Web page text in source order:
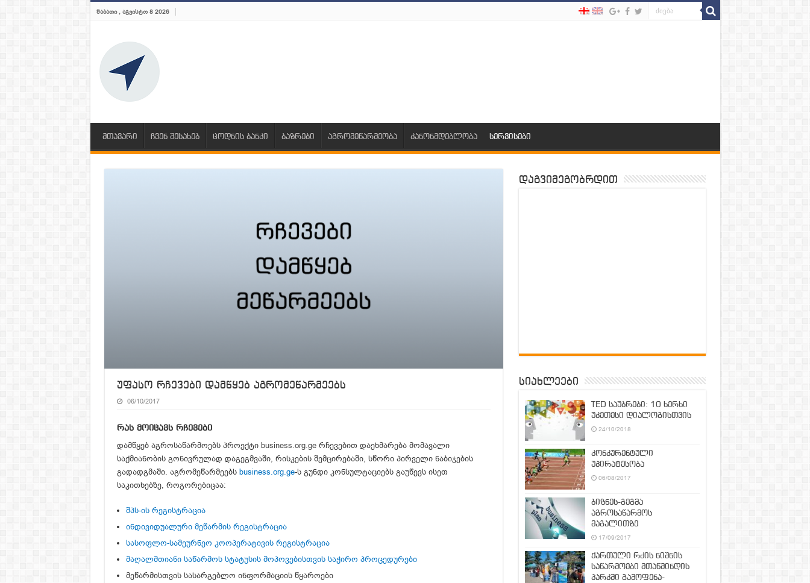
ᲨᲐᲑᲐᲗᲘ , ᲐᲒᲕᲘᲡᲢᲝ 8 2026
მთავარი ჩვენ შესახებ ცოდნის ბანკი ბაზრები აგრომეწარმეობა კანონმდებლობა სერვისები
უფასო რჩევები დამწყებ აგრომეწარმეებს
06/10/2017
რას მოიცავს რჩევები
დამწყებ აგროსაწარმოებს პროექტი business.org.geრჩევებით დაეხმარება მომავალი
საქმიანობის გონივრულად დაგეგმვაში, რისკების შემცირებაში, სწორი პირველი ნაბიჯების
გადადგმაში. აგრომეწარმეებს business.org.ge-ს გუნდი კონსულტაციებს გაუწევს ისეთ
საკითხებზე, როგორებიცაა:
შპს-ის რეგისტრაცია
ინდივიდუალური მეწარმის რეგისტრაცია
სასოფლო-სამეურნეო კოოპერატივის რეგისტრაცია
მაღალმთიანი საწარმოს სტატუსის მოპოვებისთვის საჭირო პროცედურები
მეწარმისთვის სასარგებლო ინფორმაციის წყაროები
დაგვიმეგობრდით
სიახლეები
TED საუბრები: 10 ხერხი
უკეთესი დიალოგისთვის
24/10/2018
კონკურენტული
უპირატესობა
06/08/2017
ბიზნეს-გეგმა
აგროსაწარმოს
მაგალითზე
17/09/2017
ქართული რძის ნიშნის
საწარმოები მთაწმინდის
პარკში გამოფენა-